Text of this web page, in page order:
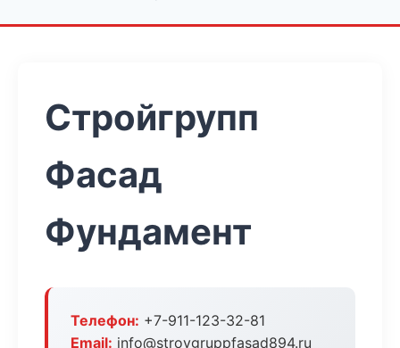
Стройгрупп
Фасад
Фундамент
Телефон: +7-911-123-32-81
Email: info@stroygruppfasad894.ru